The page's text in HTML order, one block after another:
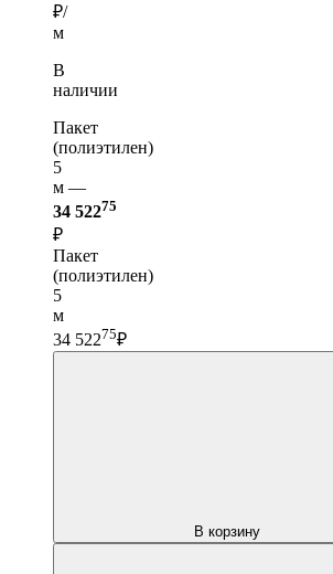
₽/
м
В
наличии
Пакет
(полиэтилен)
5
м —
34 52275
₽
Пакет
(полиэтилен)
5
м
34 52275₽
В корзину